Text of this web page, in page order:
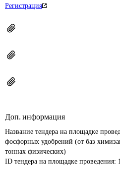
Регистрация
Доп. информация
Название тендера на площадке
фосфорных удобрений (от баз
тоннах физических)
ID тендера на площадке проведения: